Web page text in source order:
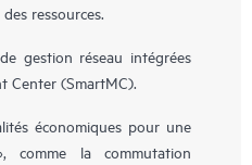
ressources.
gestion réseau intégrées
Center (SmartMC).
économiques pour une
comme la commutation